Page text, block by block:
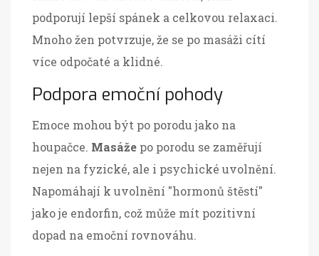
podporují lepší spánek a celkovou relaxaci.
Mnoho žen potvrzuje, že se po masáži cítí
více odpočaté a klidné.
Podpora emoční pohody
Emoce mohou být po porodu jako na
houpačce. Masáže po porodu se zaměřují
nejen na fyzické, ale i psychické uvolnění.
Napomáhají k uvolnění "hormonů štěstí"
jako je endorfin, což může mít pozitivní
dopad na emoční rovnováhu.